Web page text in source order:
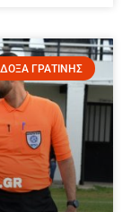
ΔΟΞΑ ΓΡΑΤΙΝΗΣ